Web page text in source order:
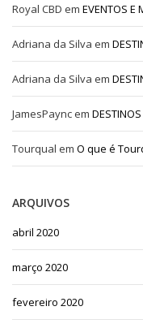
Royal CBD em EVENTOS E
Adriana da Silva em
Adriana da Silva em
JamesPaync em
Tourqual em O que é
ARQUIVOS
abril 2020
março 2020
fevereiro 2020